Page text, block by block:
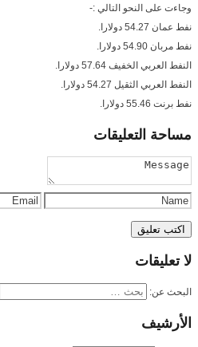
وجاءت على النحو التالي :-
نفط عمان 54.27 دولارا.
نفط مربان 54.90 دولارا.
النفط العربي الخفيف 57.64 دولارا.
النفط العربي الثقيل 54.27 دولارا.
نفط برنت 55.46 دولارا.
مساحة التعليقات
لاتعليقات
البحث عن:
الأرشيف